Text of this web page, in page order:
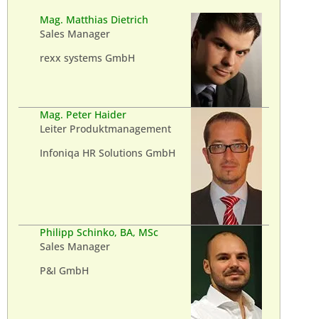
Mag. Matthias Dietrich
Sales Manager
rexx systems GmbH
Mag. Peter Haider
Leiter Produktmanagement
Infoniqa HR Solutions GmbH
Philipp Schinko, BA, MSc
Sales Manager
P&I GmbH